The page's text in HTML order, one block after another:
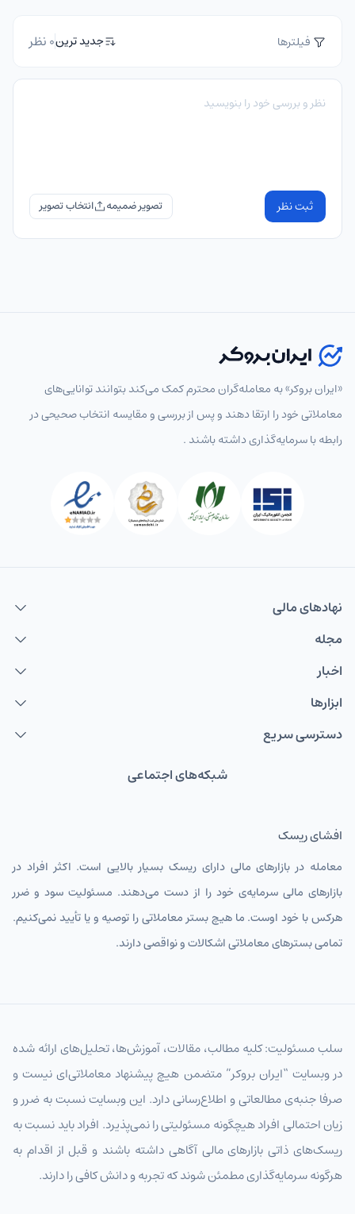
فیلترها جدید ترین0 نظر
ثبت نظر تصویر ضمیمه
«ایران بروکر» به معامله‌گران محترم کمک می‌کند بتوانند توانایی‌های
معاملاتی خود را ارتقا دهند و پس از بررسی و مقایسه انتخاب‌ صحیحی در
رابطه با سرمایه‌گذاری داشته باشند .
نهاد‌های مالی
مجله
اخبار
ابزارها
دسترسی سریع
شبکه‌های اجتماعی
افشای ریسک
معامله در بازارهای مالی دارای ریسک بسیار بالایی است. اکثر افراد در
بازارهای مالی سرمایه‌ی خود را از دست می‌دهند. مسئولیت سود و ضرر
هرکس با خود اوست. ما هیچ بستر معاملاتی را توصیه و یا تأیید نمی‌کنیم.
تمامی بسترهای معاملاتی اشکالات و نواقصی دارند.
سلب مسئولیت: کلیه مطالب، مقالات، آموزش‌ها، تحلیل‌های ارائه شده
در وبسایت “ایران بروکر” متضمن هیچ پیشنهاد معاملاتی‌ای نیست و
صرفا جنبه‌ی مطالعاتی و اطلاع‌رسانی دارد. این وبسایت نسبت به ضرر و
زیان احتمالی افراد هیچگونه مسئولیتی را نمی‌پذیرد. افراد باید نسبت به
ریسک‌های ذاتی بازارهای مالی آگاهی داشته باشند و قبل از اقدام به
هرگونه سرمایه‌گذاری مطمئن شوند که تجربه و دانش کافی را دارند.